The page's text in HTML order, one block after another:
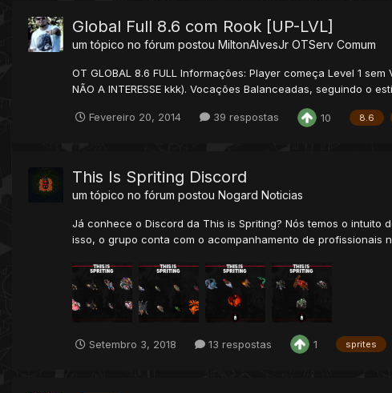
Global Full 8.6 com Rook [UP-LVL]
um tópico no fórum postou MiltonAlvesJr OTServ Comum
OT GLOBAL 8.6 FULL Informações: Player começa Level 1 sem
NÃO A INTERESSE kkk). Vocações Balanceadas, seguindo o
Fevereiro 20, 2014 39 respostas 10 8.6
This Is Spriting Discord
um tópico no fórum postou Nogard Noticias
Já conhece o Discord da This is Spriting? Nós temos o intuito
isso, o grupo conta com o acompanhamento de profissionais
Setembro 3, 2018 13 respostas 1 sprites